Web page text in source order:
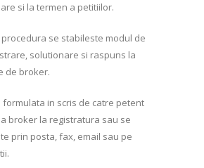
si la termen a petitiilor.
se stabileste modul de
solutionare si raspuns la
de broker.
formulata in scris de catre petent
broker la registratura sau se
prin posta, fax, email sau pe